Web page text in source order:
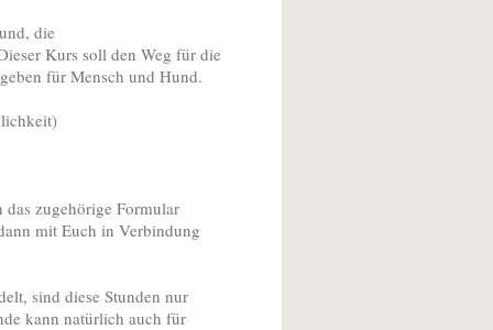
die
Kurs soll den Weg für die
für Mensch und Hund.
das zugehörige Formular
mit Euch in Verbindung
sind diese Stunden nur
kann natürlich auch für